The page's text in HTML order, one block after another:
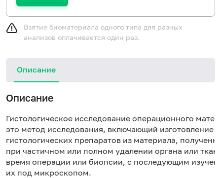
Взятие биоматериала одного типа для разных
анализов оплачивается один раз.
Описание
Описание
Гистологическое исследование операционного
это метод исследования, включающий изготовление
гистологических препаратов из материала,
при частичном или полном удалении органа или
время операции или биопсии, с последующим
их под микроскопом.